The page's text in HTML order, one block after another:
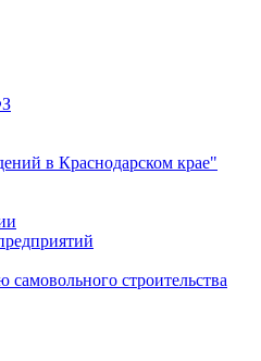
в Краснодарском крае"
строительства